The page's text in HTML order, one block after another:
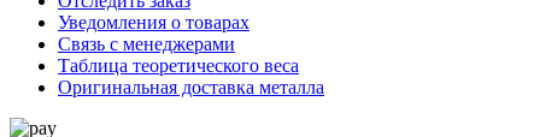
Уведомления о товарах
Связь с менеджерами
Таблица теоретического веса
Оригинальная доставка металла